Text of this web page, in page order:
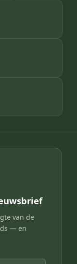
van de
— en